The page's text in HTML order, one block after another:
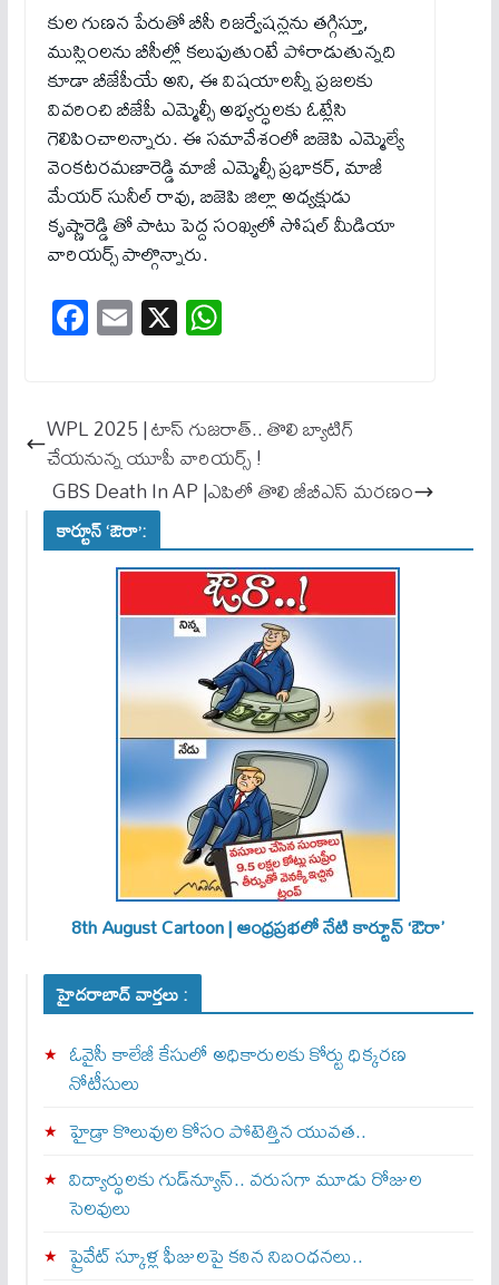
కుల గుణన పేరుతో బీసీ రిజర్వేషన్లను తగ్గిస్తూ,
ముస్లింలను బీసీల్లో కలుపుతుంటే పోరాడుతున్నది
కూడా బీజేపీయే అని, ఈ విషయాలన్నీ ప్రజలకు
వివరించి బీజేపీ ఎమ్మెల్సీ అభ్యర్ధులకు ఓట్లేసి
గెలిపించాలన్నారు. ఈ సమావేశంలో బిజెపి ఎమ్మెల్యే
వెంకటరమణారెడ్డి మాజీ ఎమ్మెల్సీ ప్రభాకర్, మాజీ
మేయర్ సునీల్ రావు, బిజెపి జిల్లా అధ్యక్షుడు
కృష్ణారెడ్డి తో పాటు పెద్ద సంఖ్యలో సోషల్ మీడియా
వారియర్స్ పాల్గొన్నారు.
Fa
ce
ok
E
m
X W
ha
A
pp
WPL 2025 | టాస్ గుజ‌రాత్.. తొలి బ్యాటిగ్
చేయ‌నున్న‌ యూపీ వారియ‌ర్స్ !
GBS Death In AP |ఎపిలో తొలి జీబీఎస్ మరణం
కార్టూన్ ‘ఔరా’:
8th August Cartoon | ఆంధ్రప్రభలో నేటి కార్టూన్ ‘ఔరా’
హైదరాబాద్ వార్తలు :
ఓవైసీ కాలేజీ కేసులో అధికారులకు కోర్టు ధిక్కరణ
నోటీసులు
హైడ్రా కొలువుల కోసం పోటెత్తిన యువత..
విద్యార్థులకు గుడ్‌న్యూస్.. వరుసగా మూడు రోజుల
సెలవులు
ప్రైవేట్ స్కూళ్ల ఫీజులపై కఠిన నిబంధనలు..